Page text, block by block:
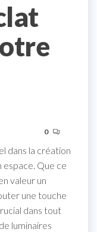
0
dans la création
espace. Que ce
valeur un
une touche
dans tout
luminaires